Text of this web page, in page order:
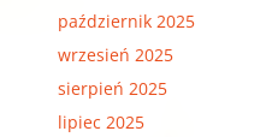
październik 2025
wrzesień 2025
sierpień 2025
lipiec 2025